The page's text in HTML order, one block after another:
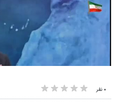
۰ نفر